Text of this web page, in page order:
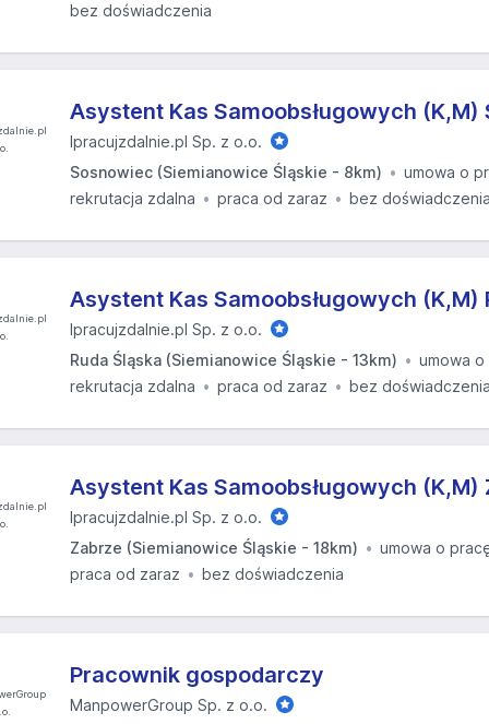
bez doświadczenia
Asystent Kas Samoobsługowych (K,M)
Ipracujzdalnie.pl Sp. z o.o.
Sosnowiec (Siemianowice Śląskie - 8km)
umowa o
rekrutacja zdalna
praca od zaraz bez
Asystent Kas Samoobsługowych (K,M)
Ipracujzdalnie.pl Sp. z o.o.
Ruda Śląska (Siemianowice Śląskie - 13km)
umowa
rekrutacja zdalna
praca od zaraz bez
Asystent Kas Samoobsługowych (K,M)
Ipracujzdalnie.pl Sp. z o.o.
Zabrze (Siemianowice Śląskie - 18km)
umowa o
praca od zaraz
bez doświadczenia
Pracownik gospodarczy
ManpowerGroup Sp. z o.o.